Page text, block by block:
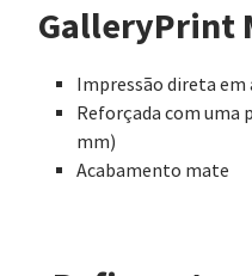
GalleryPrint
Impressão direta
Reforçada com uma
mm)
Acabamento mate